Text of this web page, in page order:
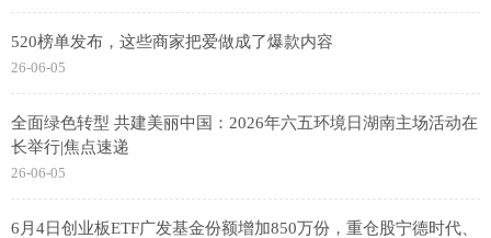
520榜单发布，这些商家把爱做成了爆款内容
26-06-05
全面绿色转型 共建美丽中国：2026年六五环境日湖南主场活动在
长举行|焦点速递
26-06-05
6月4日创业板ETF广发基金份额增加850万份，重仓股宁德时代、